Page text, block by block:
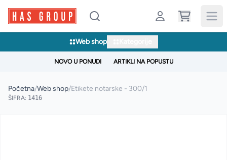
Web shop
NOVO U PONUDI ARTIKLI NA POPUSTU
Početna/Web shop/Etikete notarske - 300/1
ŠIFRA: 1416